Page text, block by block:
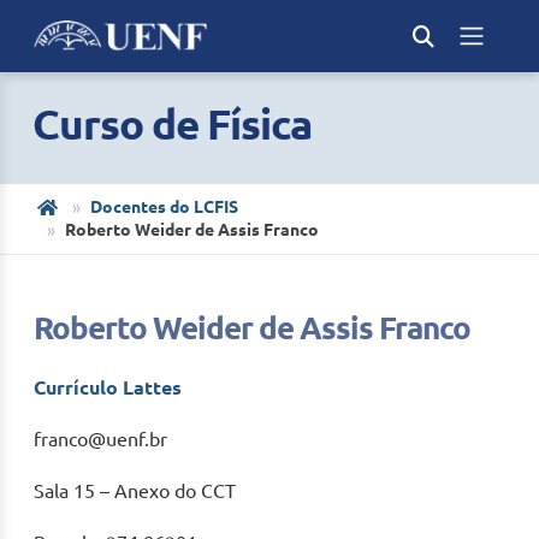
Curso de Física
Docentes do LCFIS
Roberto Weider de Assis Franco
Roberto Weider de Assis Franco
Currículo Lattes
franco@uenf.br
Sala 15 – Anexo do CCT